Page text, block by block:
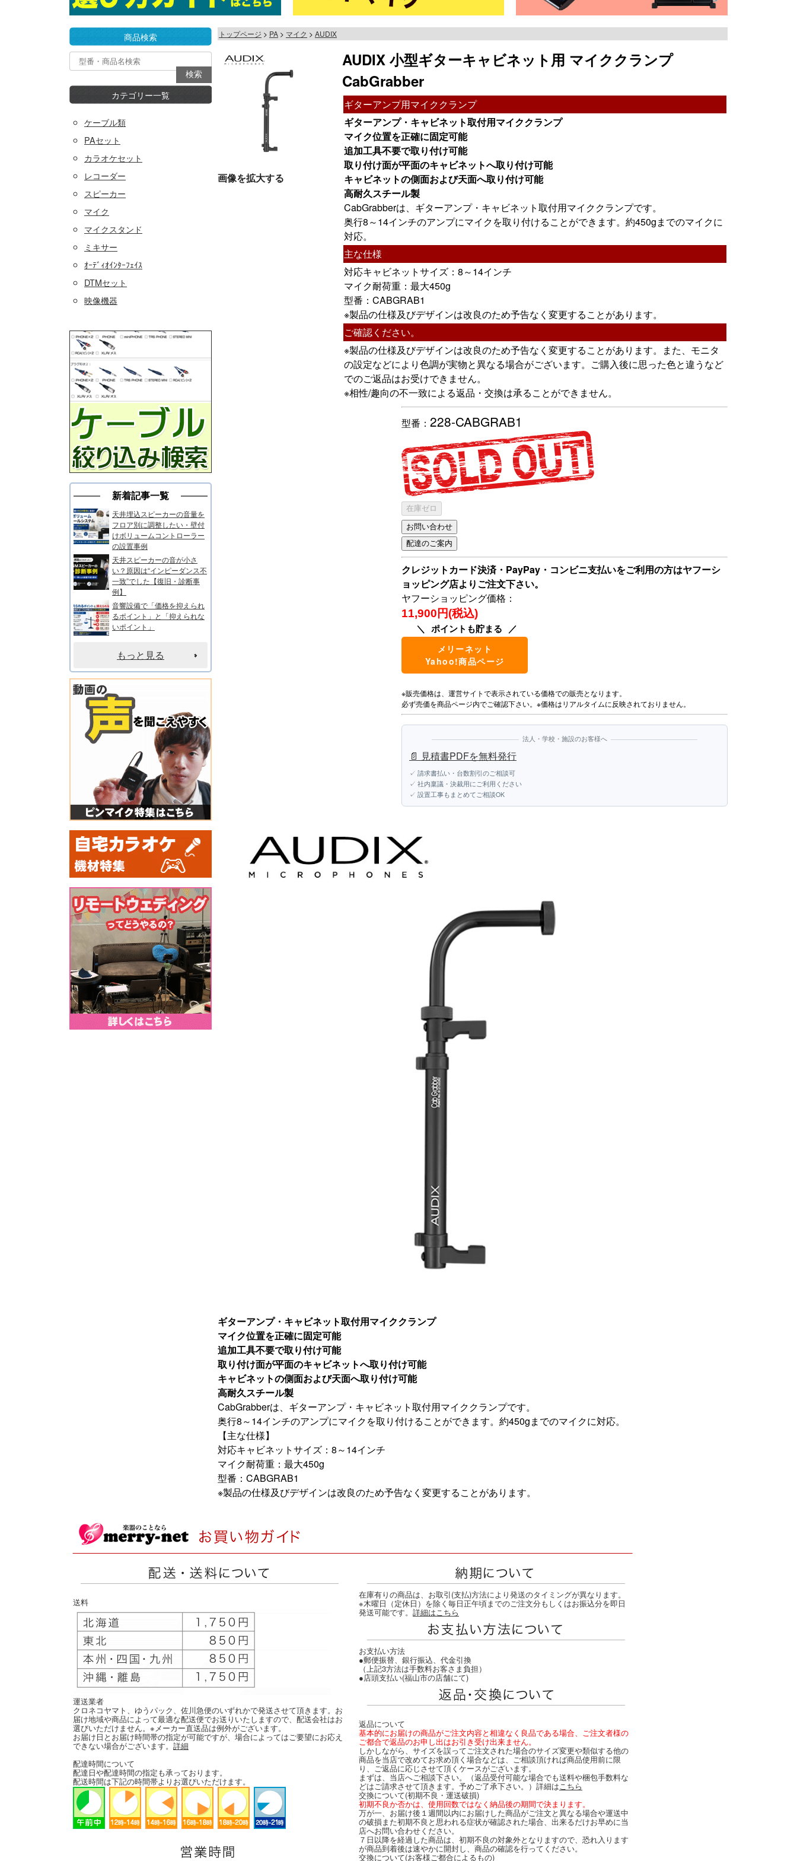
トップページ PA マイク AUDIX
画像を拡大する
AUDIX 小型ギターキャビネット用 マイククランプ
CabGrabber
ギターアンプ用マイククランプ
ギターアンプ・キャビネット取付用マイククランプ
マイク位置を正確に固定可能
追加工具不要で取り付け可能
取り付け面が平面のキャビネットへ取り付け可能
キャビネットの側面および天面へ取り付け可能
高耐久スチール製
CabGrabberは、ギターアンプ・キャビネット取付用マイククランプです。
奥行8～14インチのアンプにマイクを取り付けることができます。約450gまでのマイクに
対応。
主な仕様
対応キャビネットサイズ：8～14インチ
マイク耐荷重：最大450g
型番：CABGRAB1
※製品の仕様及びデザインは改良のため予告なく変更することがあります。
ご確認ください。
※製品の仕様及びデザインは改良のため予告なく変更することがあります。また、モニタ
の設定などにより色調が実物と異なる場合がございます。ご購入後に思った色と違うなど
でのご返品はお受けできません。
※相性/趣向の不一致による返品・交換は承ることができません。
型番： 228-CABGRAB1
在庫ゼロ
クレジットカード決済・PayPay・コンビニ支払いをご利用の方はヤフーシ
ョッピング店よりご注文下さい。
ヤフーショッピング価格：
11,900円(税込)
ポイントも貯まる
メリーネット
Yahoo!商品ページ
※販売価格は、運営サイトで表示されている価格での販売となります。
必ず売価を商品ページ内でご確認下さい。※価格はリアルタイムに反映されておりません。
法人・学校・施設のお客様へ
📄 見積書PDFを無料発行
✓ 請求書払い・台数割引のご相談可
✓ 社内稟議・決裁用にご利用ください
✓ 設置工事もまとめてご相談OK
ギターアンプ・キャビネット取付用マイククランプ
マイク位置を正確に固定可能
追加工具不要で取り付け可能
取り付け面が平面のキャビネットへ取り付け可能
キャビネットの側面および天面へ取り付け可能
高耐久スチール製
CabGrabberは、ギターアンプ・キャビネット取付用マイククランプです。
奥行8～14インチのアンプにマイクを取り付けることができます。約450gまでのマイクに対応。
【主な仕様】
対応キャビネットサイズ：8～14インチ
マイク耐荷重：最大450g
型番：CABGRAB1
※製品の仕様及びデザインは改良のため予告なく変更することがあります。
商品検索
カテゴリー一覧
ケーブル類
PAセット
カラオケセット
レコーダー
スピーカー
マイク
マイクスタンド
ミキサー
ｵｰﾃﾞｨｵｲﾝﾀｰﾌｪｲｽ
DTMセット
映像機器
新着記事一覧
天井埋込スピーカーの音量を
フロア別に調整したい・壁付
けボリュームコントローラー
の設置事例
天井スピーカーの音が小さ
い？原因は“インピーダンス不
一致”でした【復旧・診断事
例】
音響設備で「価格を抑えられ
るポイント」と「抑えられな
いポイント」
もっと見る
送料
運送業者
クロネコヤマト、ゆうパック、佐川急便のいずれかで発送させて頂きます。お
届け地域や商品によって最適な配送便でお送りいたしますので、配送会社はお
選びいただけません。※メーカー直送品は例外がございます。
お届け日とお届け時間帯の指定が可能ですが、場合によってはご要望にお応え
できない場合がございます。 詳細
配達時間について
配達日や配達時間の指定も承っております。
配送時間は下記の時間帯よりお選びいただけます。
在庫有りの商品は、お取引(支払)方法により発送のタイミングが異なります。
※木曜日（定休日）を除く毎日正午頃までのご注文分もしくはお振込分を即日
発送可能です。 詳細はこちら
お支払い方法
●郵便振替、銀行振込、代金引換
（上記3方法は手数料お客さま負担）
●店頭支払い(福山市の店舗にて)
返品について
基本的にお届けの商品がご注文内容と相違なく良品である場合、ご注文者様の
ご都合で返品のお申し出はお引き受け出来ません。
しかしながら、サイズを誤ってご注文された場合のサイズ変更や類似する他の
商品を当店で改めてお求め頂く場合などは、ご相談頂ければ商品使用前に限
り、ご返品に応じさせて頂くケースがございます。
まずは、当店へご相談下さい。（返品受付可能な場合でも送料や梱包手数料な
どはご請求させて頂きます。予めご了承下さい。）詳細はこちら
交換について(初期不良・運送破損)
初期不良か否かは、使用回数ではなく納品後の期間で決まります。
万が一、お届け後１週間以内にお届けした商品がご注文と異なる場合や運送中
の破損また初期不良と思われる症状が確認された場合、出来るだけお早めに当
店へお問い合わせください。
７日以降を経過した商品は、初期不良の対象外となりますので、恐れ入ります
が商品到着後は速やかに開封し、商品の確認を行ってください。
交換について(お客様ご都合によるもの)